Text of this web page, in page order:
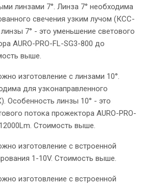
линзами 7°. Линза 7° необходима
свечения узким лучом (КСС-
7° - это уменьшение светового
AURO-PRO-FL-SG3-800 до
выше.
изготовление с линзами 10°.
для узконаправленного
Особенность линзы 10° - это
потока прожектора AURO-PRO-
Стоимость выше.
изготовление с встроенной
1-10V. Стоимость выше.
изготовление с встроенной